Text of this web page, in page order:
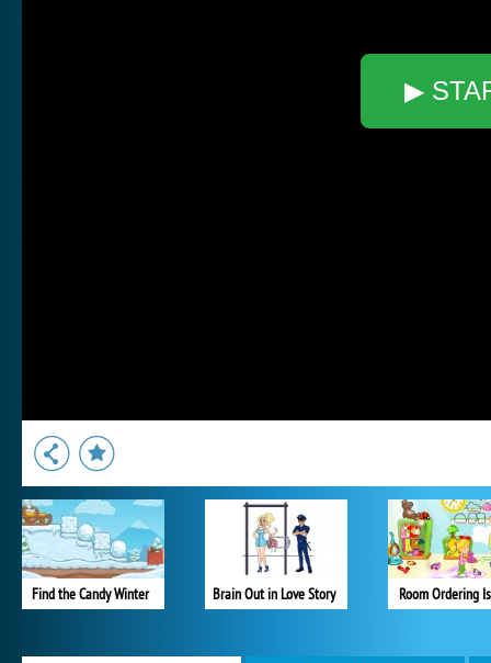
▶
Find the Candy Winter Brain Out in Love Story Room Ordering